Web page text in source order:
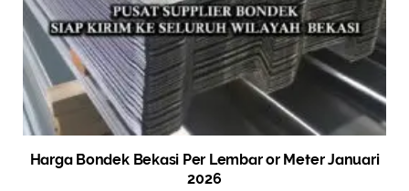
Harga Bondek Bekasi Per Lembar or Meter Januari
2026